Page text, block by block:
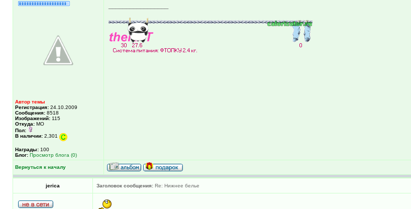
Автор темы
Регистрация: 24.10.2009
Сообщения: 8518
Изображений: 115
Откуда: МО
Пол:
В наличии: 2,301
Награды: 100
Блог: Просмотр блога (0)
Вернуться к началу
jerica Заголовок сообщения: Re: Нижнее белье